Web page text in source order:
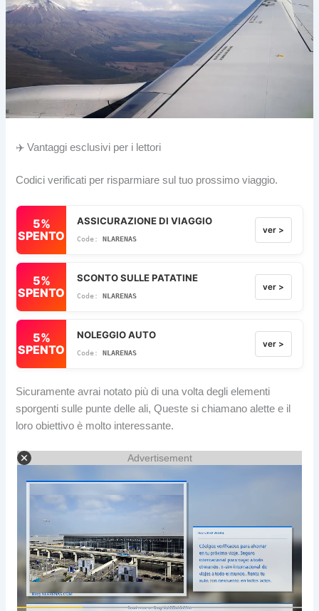
✈️ Vantaggi esclusivi per i lettori
Codici verificati per risparmiare sul tuo prossimo viaggio.
5%
SPENTO
ASSICURAZIONE DI VIAGGIO
NLARENAS
ver >
5%
SPENTO
SCONTO SULLE PATATINE
NLARENAS
ver >
5%
SPENTO
NOLEGGIO AUTO
NLARENAS
ver >
Sicuramente avrai notato più di una volta degli elementi
sporgenti sulle punte delle ali, Queste si chiamano alette e il
loro obiettivo è molto interessante.
Advertisement